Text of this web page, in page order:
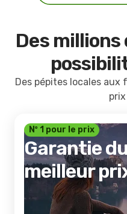
Des millions
Des pépites locales
Nº 1 pour le prix
Garantie du
meilleur